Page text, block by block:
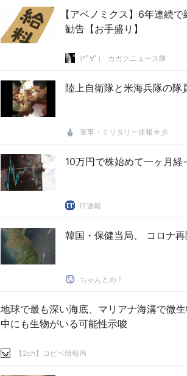
【アベノミクス】6年連続
勧告【お手盛り】
(*ﾟ∀ﾟ)ゞカガクニュース隊
陸上自衛隊と米海兵隊の隊
軍事・ミリタリー速報☆彡
10万円で株始めて一ヶ月
IT速報
韓国・保健当局、 コロナ
ちゃんとめ！
地球で最も深い海底、マリアナ海溝で微
中にも生物がいる可能性示唆
【2ch】コピペ情報局